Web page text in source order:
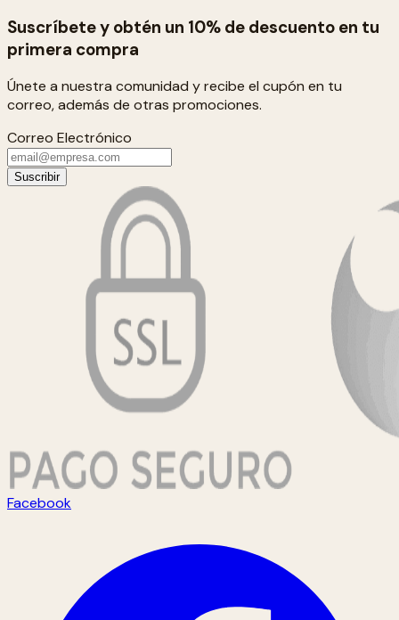
Suscríbete y obtén un 10% de descuento en tu
primera compra
Únete a nuestra comunidad y recibe el cupón en tu
correo, además de otras promociones.
Correo Electrónico
Suscribir
Facebook